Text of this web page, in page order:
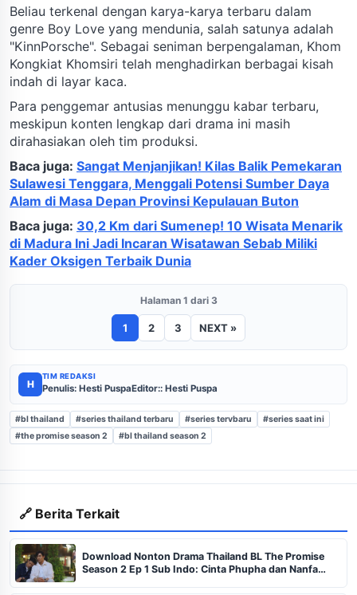
Beliau terkenal dengan karya-karya terbaru dalam
genre Boy Love yang mendunia, salah satunya adalah
"KinnPorsche". Sebagai seniman berpengalaman, Khom
Kongkiat Khomsiri telah menghadirkan berbagai kisah
indah di layar kaca.
Para penggemar antusias menunggu kabar terbaru,
meskipun konten lengkap dari drama ini masih
dirahasiakan oleh tim produksi.
Baca juga: Sangat Menjanjikan! Kilas Balik Pemekaran
Sulawesi Tenggara, Menggali Potensi Sumber Daya
Alam di Masa Depan Provinsi Kepulauan Buton
Baca juga: 30,2 Km dari Sumenep! 10 Wisata Menarik
di Madura Ini Jadi Incaran Wisatawan Sebab Miliki
Kader Oksigen Terbaik Dunia
Halaman 1 dari 3
1 2 3 NEXT »
H
TIM REDAKSI
Penulis: Hesti PuspaEditor:: Hesti Puspa
#bl thailand #series thailand terbaru #series tervbaru
#series saat ini
#the promise season 2
#bl thailand season 2
🔗 Berita Terkait
Download Nonton Drama Thailand BL The Promise
Season 2 Ep 1 Sub Indo: Cinta Phupha dan Nanfa